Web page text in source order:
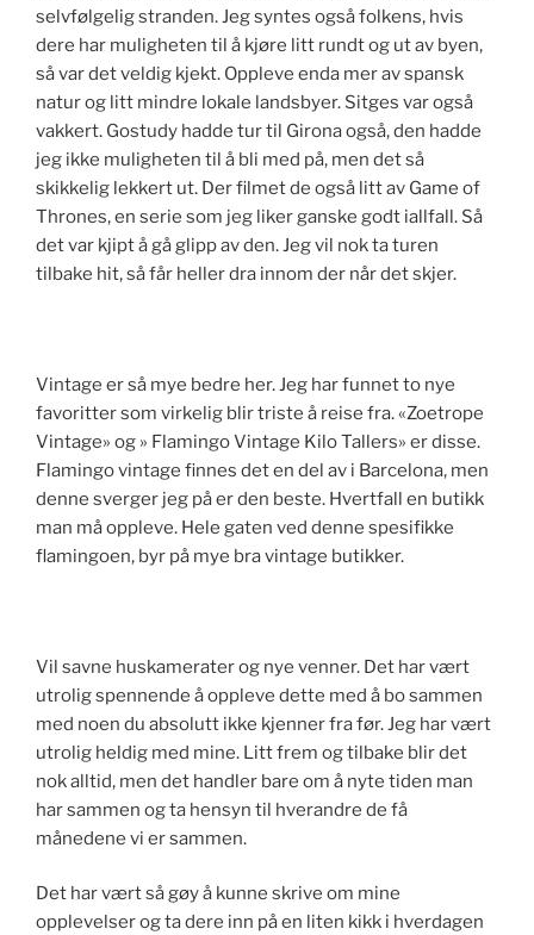
selvfølgelig stranden. Jeg syntes også folkens, hvis
dere har muligheten til å kjøre litt rundt og ut av byen,
så var det veldig kjekt. Oppleve enda mer av spansk
natur og litt mindre lokale landsbyer. Sitges var også
vakkert. Gostudy hadde tur til Girona også, den hadde
jeg ikke muligheten til å bli med på, men det så
skikkelig lekkert ut. Der filmet de også litt av Game of
Thrones, en serie som jeg liker ganske godt iallfall. Så
det var kjipt å gå glipp av den. Jeg vil nok ta turen
tilbake hit, så får heller dra innom der når det skjer.
Vintage er så mye bedre her. Jeg har funnet to nye
favoritter som virkelig blir triste å reise fra. «Zoetrope
Vintage» og » Flamingo Vintage Kilo Tallers» er disse.
Flamingo vintage finnes det en del av i Barcelona, men
denne sverger jeg på er den beste. Hvertfall en butikk
man må oppleve. Hele gaten ved denne spesifikke
flamingoen, byr på mye bra vintage butikker.
Vil savne huskamerater og nye venner. Det har vært
utrolig spennende å oppleve dette med å bo sammen
med noen du absolutt ikke kjenner fra før. Jeg har vært
utrolig heldig med mine. Litt frem og tilbake blir det
nok alltid, men det handler bare om å nyte tiden man
har sammen og ta hensyn til hverandre de få
månedene vi er sammen.
Det har vært så gøy å kunne skrive om mine
opplevelser og ta dere inn på en liten kikk i hverdagen